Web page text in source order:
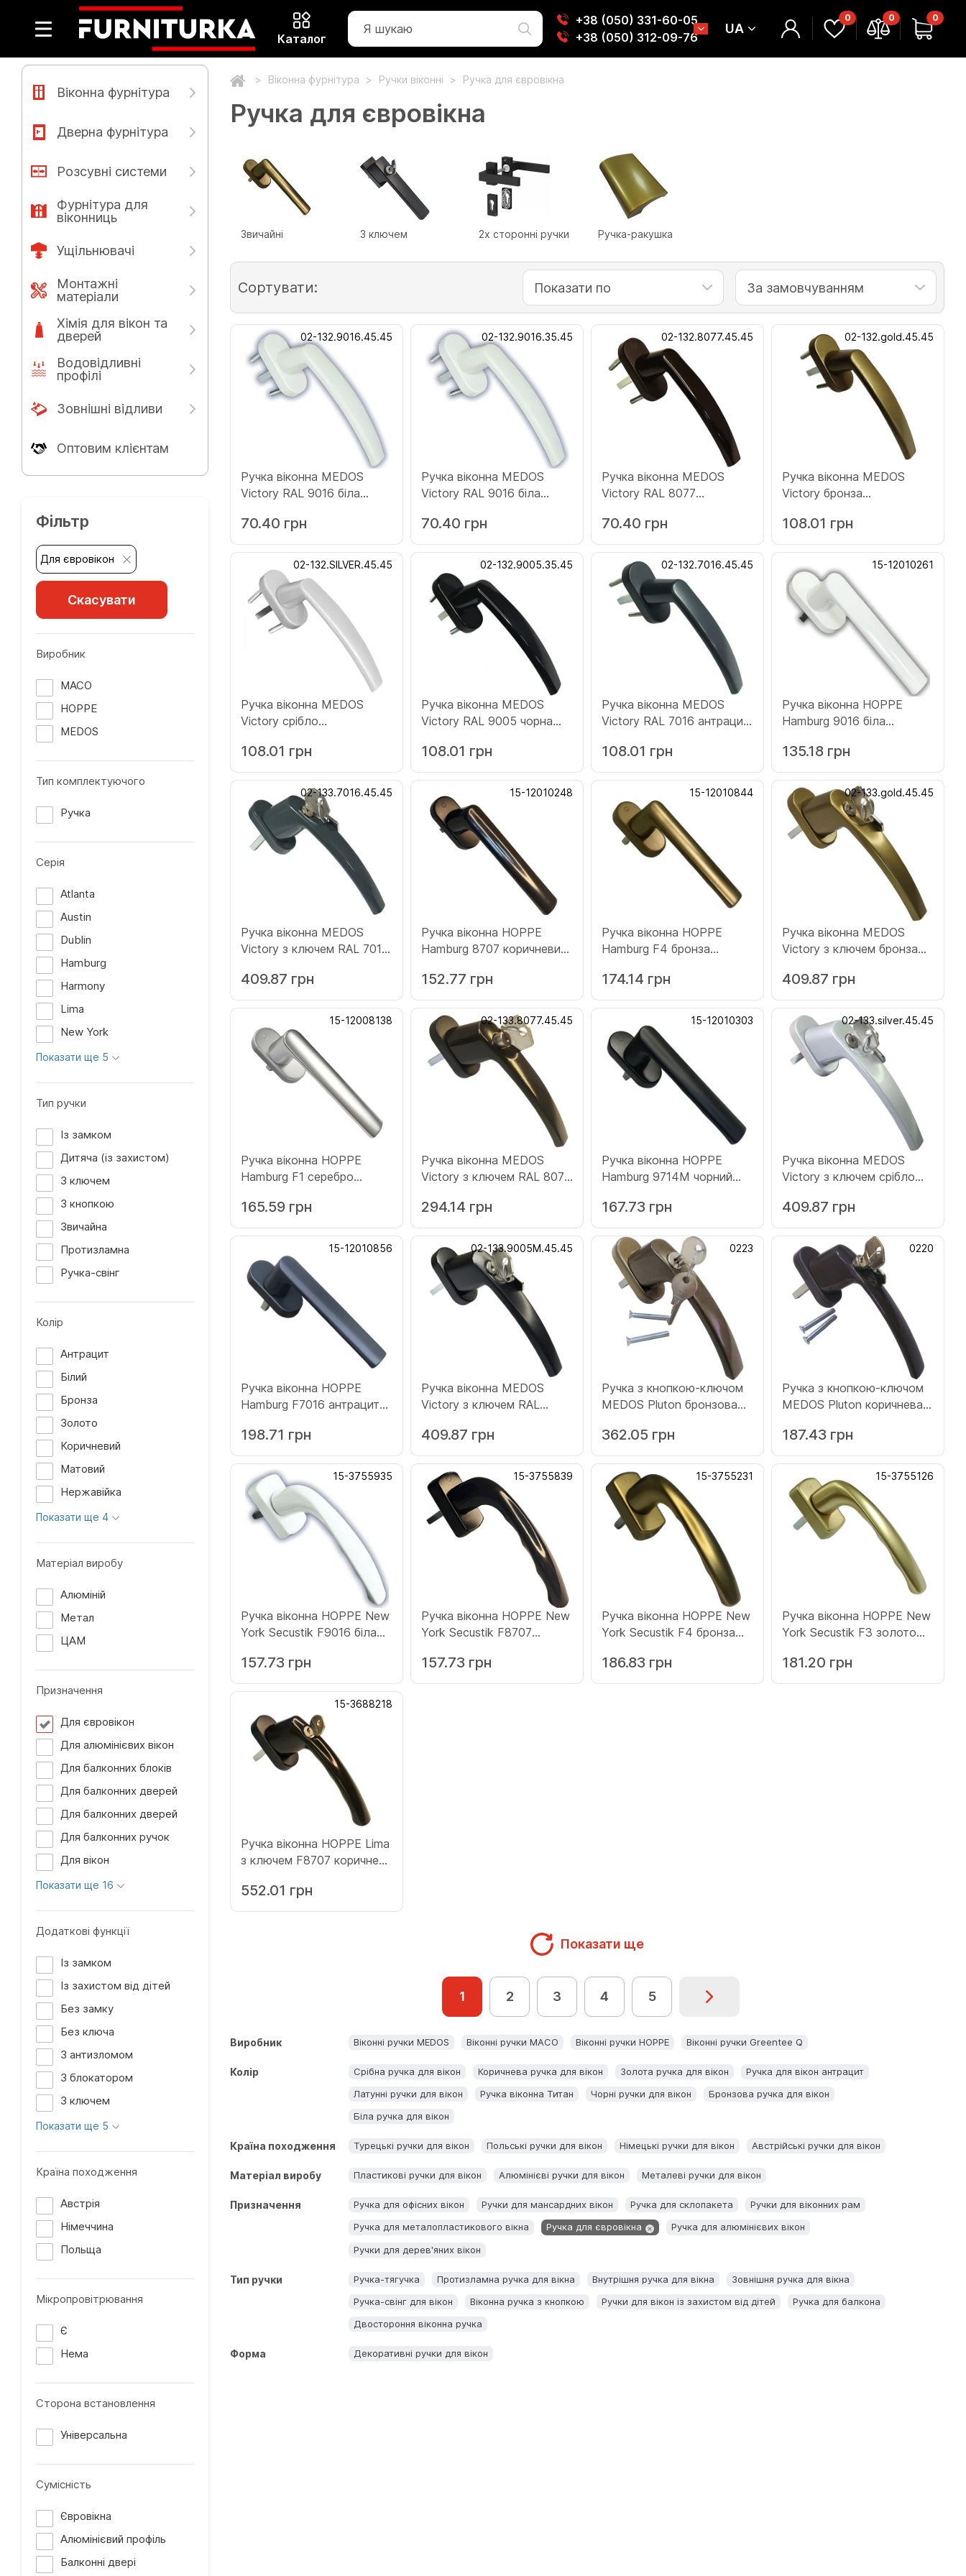
Каталог
+38 (050) 331-60-05
+38 (050) 312-09-76
UA
0 0 0
Віконна фурнітура
Дверна фурнітура
Розсувні системи
Фурнітура для
віконниць
Ущільнювачі
Монтажні
матеріали
Хімія для вікон та
дверей
Водовідливні
профілі
Зовнішні відливи
Оптовим клієнтам
Фільтр
Для євровікон
Скасувати
Виробник
MACO
HOPPE
MEDOS
Тип комплектуючого
Ручка
Серія
Atlanta
Austin
Dublin
Hamburg
Harmony
Lima
New York
Показати ще 5
Тип ручки
Із замком
Дитяча (із захистом)
З ключем
З кнопкою
Звичайна
Протизламна
Ручка-свінг
Колір
Антрацит
Білий
Бронза
Золото
Коричневий
Матовий
Нержавійка
Показати ще 4
Матеріал виробу
Алюміній
Метал
ЦАМ
Призначення
Для євровікон
Для алюмінієвих вікон
Для балконних блоків
Для балконних дверей
Для балконних дверей
Для балконних ручок
Для вікон
Показати ще 16
Додаткові функції
Із замком
Із захистом від дітей
Без замку
Без ключа
З антизломом
З блокатором
З ключем
Показати ще 5
Країна походження
Австрія
Німеччина
Польща
Мікропровітрювання
Є
Нема
Сторона встановлення
Універсальна
Сумісність
Євровікна
Алюмінієвий профіль
Балконні двері
Віконна фурнітура Ручки віконні Ручка для євровікна
Ручка для євровікна
Звичайні З ключем 2х сторонні ручки Ручка-ракушка
Сортувати: Показати по За замовчуванням
02-132.9016.45.45
Ручка віконна MEDOS
Victory RAL 9016 біла
70.40 грн
02-132.9016.35.45
Ручка віконна MEDOS
Victory RAL 9016 біла
70.40 грн
02-132.8077.45.45
Ручка віконна MEDOS
Victory RAL 8077
(132.8077.45.45)
70.40 грн
02-132.gold.45.45
Ручка віконна MEDOS
Victory бронза
108.01 грн
02-132.SILVER.45.45
Ручка віконна MEDOS
Victory срібло
108.01 грн
02-132.9005.35.45
Ручка віконна MEDOS
Victory RAL 9005 чорна
108.01 грн
02-132.7016.45.45
Ручка віконна MEDOS
Victory RAL 7016 антрацит
108.01 грн
15-12010261
Ручка віконна HOPPE
Hamburg 9016 біла
135.18 грн
02-133.7016.45.45
Ручка віконна MEDOS
Victory з ключем RAL 7016
409.87 грн
15-12010248
Ручка віконна HOPPE
Hamburg 8707 коричневий
152.77 грн
15-12010844
Ручка віконна HOPPE
Hamburg F4 бронза
174.14 грн
02-133.gold.45.45
Ручка віконна MEDOS
Viсtory з ключем бронза
409.87 грн
15-12008138
Ручка віконна HOPPE
Hamburg F1 серебро
165.59 грн
02-133.8077.45.45
Ручка віконна MEDOS
Viсtory з ключем RAL 8077
(133.8077.45.45)
294.14 грн
15-12010303
Ручка віконна HOPPE
Hamburg 9714M чорний
167.73 грн
02-133.silver.45.45
Ручка віконна MEDOS
Viсtory з ключем срібло
409.87 грн
15-12010856
Ручка віконна HOPPE
Hamburg F7016 антрацит
198.71 грн
02-133.9005M.45.45
Ручка віконна MEDOS
Viсtory з ключем RAL
(133.9005M.45.45)
409.87 грн
0223
Ручка з кнопкою-ключом
MEDOS Pluton бронзова
362.05 грн
0220
Ручка з кнопкою-ключом
MEDOS Pluton коричнева
187.43 грн
15-3755935
Ручка віконна HOPPE New
York Secustik F9016 біла
157.73 грн
15-3755839
Ручка віконна HOPPE New
York Secustik F8707
157.73 грн
15-3755231
Ручка віконна HOPPE New
York Secustik F4 бронза
186.83 грн
15-3755126
Ручка віконна HOPPE New
York Secustik F3 золото
181.20 грн
15-3688218
Ручка віконна HOPPE Lima
з ключем F8707 коричнева
552.01 грн
Показати ще
1 2 3 4 5
Виробник Віконні ручки MEDOS Віконні ручки MACO Віконні ручки HOPPE Віконні ручки Greentee Q
Колір Срібна ручка для вікон Коричнева ручка для вікон Золота ручка для вікон
Ручка для вікон антрацит
Латунні ручки для вікон
Ручка віконна Титан Чорні ручки для вікон
Бронзова ручка для вікон
Біла ручка для вікон
Країна походження Турецькі ручки для вікон Польські ручки для вікон Німецькі ручки для вікон Австрійські ручки для вікон
Матеріал виробу Пластикові ручки для вікон Алюмінієві ручки для вікон Металеві ручки для вікон
Призначення Ручка для офісних вікон Ручки для мансардних вікон Ручка для склопакета
Ручки для віконних рам
Ручка для металопластикового вікна
Ручка для євровікна
Ручка для алюмінієвих вікон
Ручки для дерев'яних вікон
Тип ручки Ручка-тягучка Протизламна ручка для вікна Внутрішня ручка для вікна
Зовнішня ручка для вікна
Ручка-свінг для вікон
Віконна ручка з кнопкою Ручки для вікон із захистом від дітей
Ручка для балкона
Двостороння віконна ручка
Форма Декоративні ручки для вікон